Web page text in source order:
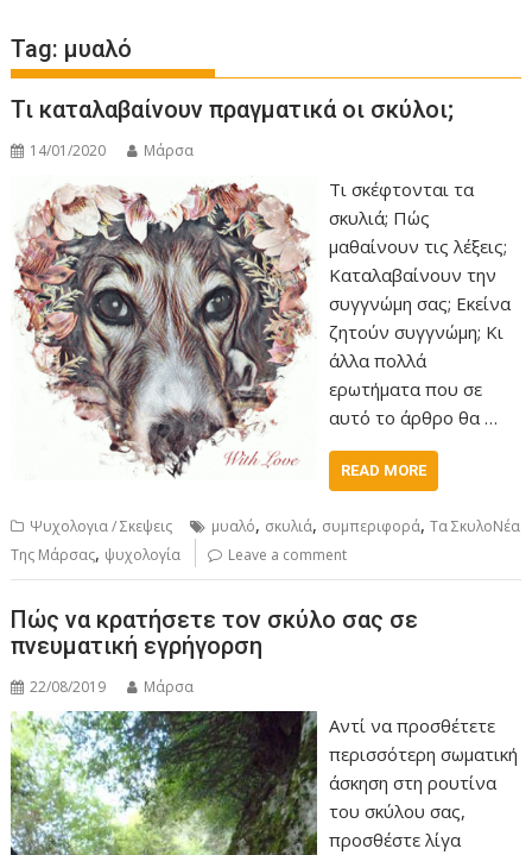
Tag: μυαλό
Τι καταλαβαίνουν πραγματικά οι σκύλοι;
14/01/2020 Μάρσα
Τι σκέφτονται τα
σκυλιά; Πώς
μαθαίνουν τις λέξεις;
Καταλαβαίνουν την
συγγνώμη σας; Εκείνα
ζητούν συγγνώμη; Κι
άλλα πολλά
ερωτήματα που σε
αυτό το άρθρο θα …
READ MORE
Ψυχολογια / Σκεψεις μυαλό, σκυλιά, συμπεριφορά,Τα ΣκυλοΝέα
Της Μάρσας, ψυχολογία Leave a comment
Πώς να κρατήσετε τον σκύλο σας σε
πνευματική εγρήγορση
22/08/2019 Μάρσα
Αντί να προσθέτετε
περισσότερη σωματική
άσκηση στη ρουτίνα
του σκύλου σας,
προσθέστε λίγα